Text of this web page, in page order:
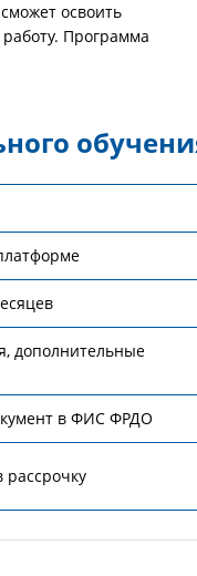
освоить
Программа
дополнительные
в ФИС ФРДО
рассрочку